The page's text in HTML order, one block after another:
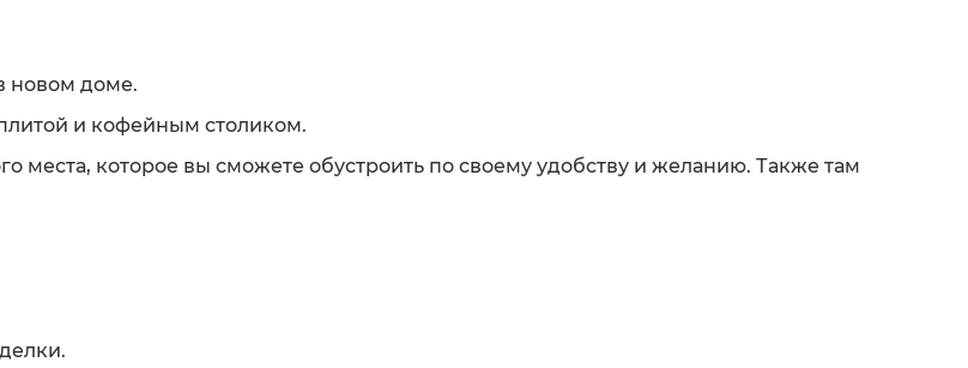
новом доме.
и кофейным столиком.
места, которое вы сможете обустроить по своему удобству и желанию. Также там